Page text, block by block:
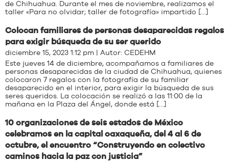
de Chihuahua. Durante el mes de noviembre, realizamos el
taller «Para no olvidar; taller de fotografía» impartido […]
Colocan familiares de personas desaparecidas regalos
para exigir búsqueda de su ser querido
diciembre 15, 2023 1:12 pm | Autor: CEDEHM
Este jueves 14 de diciembre, acompañamos a familiares de
personas desaparecidas de la ciudad de Chihuahua, quienes
colocaron 7 regalos con la fotografía de su familiar
desaparecido en el interior, para exigir la búsqueda de sus
seres queridos. La colocación se realizó a las 11:00 de la
mañana en la Plaza del Ángel, donde está […]
10 organizaciones de seis estados de México
celebramos en la capital oaxaqueña, del 4 al 6 de
octubre, el encuentro “Construyendo en colectivo
caminos hacia la paz con justicia”